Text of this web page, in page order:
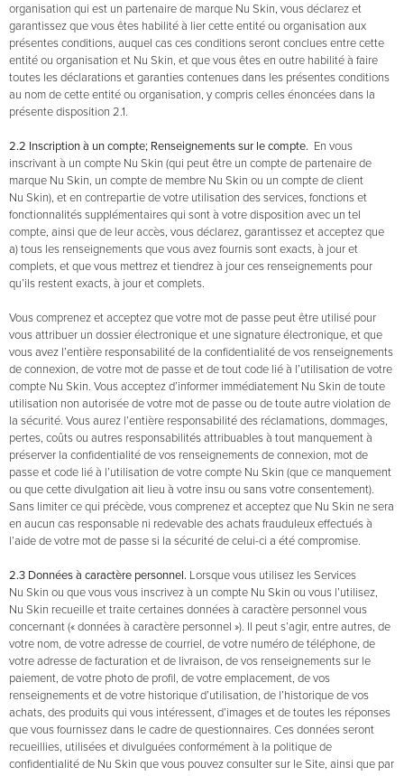
organisation qui est un partenaire de marque Nu Skin, vous déclarez et
garantissez que vous êtes habilité à lier cette entité ou organisation aux
présentes conditions, auquel cas ces conditions seront conclues entre cette
entité ou organisation et Nu Skin, et que vous êtes en outre habilité à faire
toutes les déclarations et garanties contenues dans les présentes conditions
au nom de cette entité ou organisation, y compris celles énoncées dans la
présente disposition 2.1.
2.2 Inscription à un compte; Renseignements sur le compte. En vous
inscrivant à un compte Nu Skin (qui peut être un compte de partenaire de
marque Nu Skin, un compte de membre Nu Skin ou un compte de client
Nu Skin), et en contrepartie de votre utilisation des services, fonctions et
fonctionnalités supplémentaires qui sont à votre disposition avec un tel
compte, ainsi que de leur accès, vous déclarez, garantissez et acceptez que
a) tous les renseignements que vous avez fournis sont exacts, à jour et
complets, et que vous mettrez et tiendrez à jour ces renseignements pour
qu’ils restent exacts, à jour et complets.
Vous comprenez et acceptez que votre mot de passe peut être utilisé pour
vous attribuer un dossier électronique et une signature électronique, et que
vous avez l’entière responsabilité de la confidentialité de vos renseignements
de connexion, de votre mot de passe et de tout code lié à l’utilisation de votre
compte Nu Skin. Vous acceptez d’informer immédiatement Nu Skin de toute
utilisation non autorisée de votre mot de passe ou de toute autre violation de
la sécurité. Vous aurez l’entière responsabilité des réclamations, dommages,
pertes, coûts ou autres responsabilités attribuables à tout manquement à
préserver la confidentialité de vos renseignements de connexion, mot de
passe et code lié à l’utilisation de votre compte Nu Skin (que ce manquement
ou que cette divulgation ait lieu à votre insu ou sans votre consentement).
Sans limiter ce qui précède, vous comprenez et acceptez que Nu Skin ne sera
en aucun cas responsable ni redevable des achats frauduleux effectués à
l’aide de votre mot de passe si la sécurité de celui-ci a été compromise.
2.3 Données à caractère personnel. Lorsque vous utilisez les Services
Nu Skin ou que vous vous inscrivez à un compte Nu Skin ou vous l’utilisez,
Nu Skin recueille et traite certaines données à caractère personnel vous
concernant (« données à caractère personnel »). Il peut s’agir, entre autres, de
votre nom, de votre adresse de courriel, de votre numéro de téléphone, de
votre adresse de facturation et de livraison, de vos renseignements sur le
paiement, de votre photo de profil, de votre emplacement, de vos
renseignements et de votre historique d’utilisation, de l’historique de vos
achats, des produits qui vous intéressent, d’images et de toutes les réponses
que vous fournissez dans le cadre de questionnaires. Ces données seront
recueillies, utilisées et divulguées conformément à la politique de
confidentialité de Nu Skin que vous pouvez consulter sur le Site, ainsi que par